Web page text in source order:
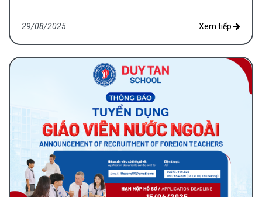
29/08/2025 Xem tiếp